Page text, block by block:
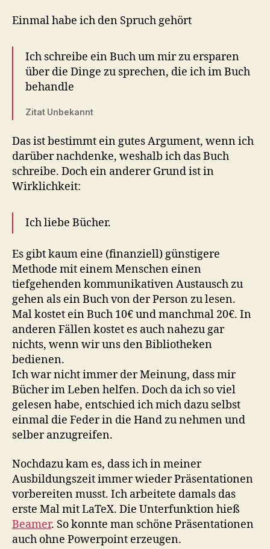
Einmal habe ich den Spruch gehört
Ich schreibe ein Buch um mir zu ersparen
über die Dinge zu sprechen, die ich im Buch
behandle
Zitat Unbekannt
Das ist bestimmt ein gutes Argument, wenn ich
darüber nachdenke, weshalb ich das Buch
schreibe. Doch ein anderer Grund ist in
Wirklichkeit:
Ich liebe Bücher.
Es gibt kaum eine (finanziell) günstigere
Methode mit einem Menschen einen
tiefgehenden kommunikativen Austausch zu
gehen als ein Buch von der Person zu lesen.
Mal kostet ein Buch 10€ und manchmal 20€. In
anderen Fällen kostet es auch nahezu gar
nichts, wenn wir uns den Bibliotheken
bedienen.
Ich war nicht immer der Meinung, dass mir
Bücher im Leben helfen. Doch da ich so viel
gelesen habe, entschied ich mich dazu selbst
einmal die Feder in die Hand zu nehmen und
selber anzugreifen.
Nochdazu kam es, dass ich in meiner
Ausbildungszeit immer wieder Präsentationen
vorbereiten musst. Ich arbeitete damals das
erste Mal mit LaTeX. Die Unterfunktion hieß
Beamer. So konnte man schöne Präsentationen
auch ohne Powerpoint erzeugen.